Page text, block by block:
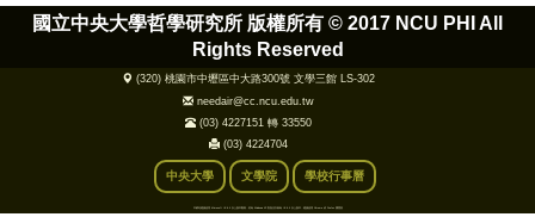
國立中央大學哲學研究所 版權所有 © 2017 NCU PHI All
Rights Reserved
(320) 桃園市中壢區中大路300號 文學三館 LS-302
needair@cc.ncu.edu.tw
(03) 4227151 轉 33550
(03) 4224704
中央大學 文學院 學校行事曆
本網站建議使用 Microsoft IE 9.0 以上版本觀看，若為 Windows XP 則無法升級為 IE 9.0 以上版本，建議使用 Chrome 或 Firefox 瀏覽器